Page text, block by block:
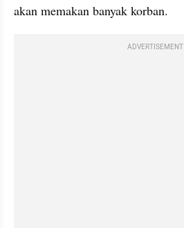
akan memakan banyak korban.
ADVERTISEMENT